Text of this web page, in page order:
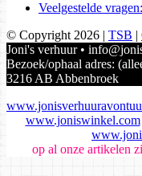
Veelgestelde vragen:
© Copyright 2026 | TSB |
Joni's verhuur •
Bezoek/ophaal adres:
3216 AB Abbenbroek
www.joniswinkel.com
op al onze artikelen